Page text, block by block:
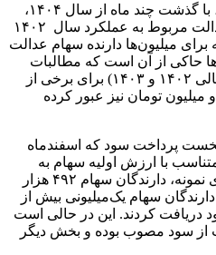
به گزارش خبرگزاری خبرآنلاین، با گذشت چند ماه از سال ۱۴۰۴،
همچنان بخشی از سود سهام عدالت مربوط به عملکرد سال ۱۴۰۲
میلیون‌ها دارنده سهام عدالت
حاکی از آن است که مطالبات
تجمیعی سهامداران (سال‌های مالی ۱۴۰۲ و ۱۴۰۳) برای برخی از
تومان نیز عبور کرده
نخست پرداخت سود که اسفندماه
با ارزش اولیه سهام به
حساب مشمولان واریز شد. برای نمونه، دارندگان سهام ۴۹۲ هزار
تومان و دارندگان سهام یک‌میلیونی بیش از
تومان سود دریافت کردند. این در حالی است
از سود مصوب بوده و بخش دیگر